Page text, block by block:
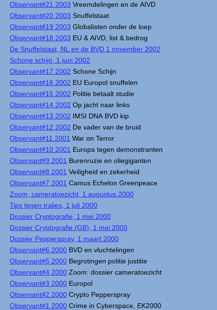
Observant#21 2003 Vreemdelingen en de AIVD
Observant#20 2003 Snuffelstaat
Observant#19 2003 Globalisten onder de loep
Observant#18 2003 EU & AIVD, list & bedrog
De Snuffelstaat, NL en de BVD 1 november 2002
Schone schijn, 1 juni 2002
Observant#17 2002 Schone Schijn
Observant#16 2002 EU Europol snuffelen
Observant#15 2002 Politie betaalt studie
Observant#14 2002 Op jacht naar links
Observant#13 2002 IMSI DNA BVD kip
Observant#12 2002 De vader van de bruid
Observant#11 2001 War on Terror
Observant#10 2001 Europa tegen demonstranten
Observant#9 2001 Burenruzie en oliegiganten
Observant#8 2001 Veiligheid en zekerheid
Observant#7 2001 Camus Echelon Greenpeace
Zoom, cameratoezicht, 1 augustus 2000
Tips tegen tralies, 1 juli 2000
Dossier Cryptografie, 1 mei 2000
Dossier Cryptografie (GB), 1 mei 2000
Dossier Pepperspray, 1 maart 2000
Observant#6 2000 BVD en vluchtelingen
Observant#5 2000 Begrotingen politie justitie
Observant#4 2000 Zoom: dossier cameratoezicht
Observant#3 2000 Europol
Observant#2 2000 Crypto Pepperspray
Observant#1 2000 Crime in Cyberspace, EK2000